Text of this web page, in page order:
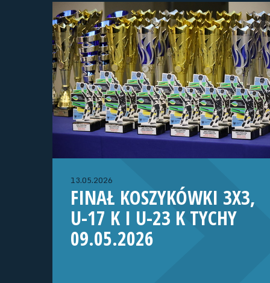
13.05.2026
FINAŁ KOSZYKÓWKI 3X3,
U-17 K I U-23 K TYCHY
09.05.2026